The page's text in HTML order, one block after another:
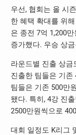
우선, 협회는 올 시
한 혜택 확대를 위
은 종전 7억 1,200
증가했다. 우승 상
라운드별 진출 상금
진출한 팀들은 기존
팀들은 기존 500만
됐다. 특히, 4강 진
2500만원씩으로
대회 일정도 K리그